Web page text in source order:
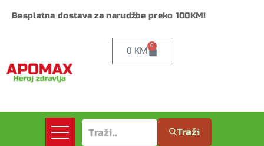
Besplatna dostava za narudžbe preko 100KM!
0 KM 0
Traži